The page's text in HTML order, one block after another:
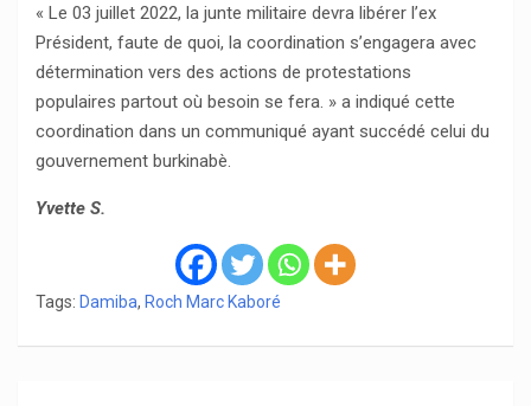
« Le 03 juillet 2022, la junte militaire devra libérer l’ex
Président, faute de quoi, la coordination s’engagera avec
détermination vers des actions de protestations
populaires partout où besoin se fera. » a indiqué cette
coordination dans un communiqué ayant succédé celui du
gouvernement burkinabè.
Yvette S.
Tags: Damiba, Roch Marc Kaboré